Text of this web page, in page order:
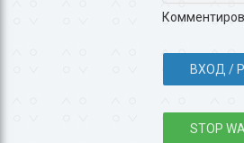
ВХОД /
STOP